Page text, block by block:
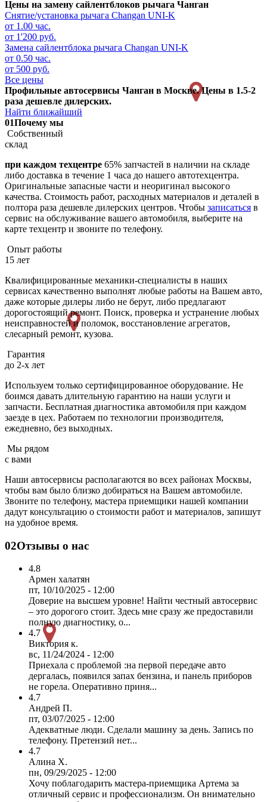
Цены на замену сайлентблоков рычага Чанган
Снятие/установка рычага Changan UNI-K
от 1.00 час.
от 1'200 руб.
Замена сайлентблока рычага Changan UNI-K
от 0.50 час.
от 500 руб.
Все цены
Профильные автосервисы Чанган в Москве. Цены в 1.5-2
раза дешевле дилерских.
Найти ближайший
01Почему мы
Собственный
склад
при каждом техцентре 65% запчастей в наличии на складе
либо доставка в течение 1 часа до нашего автотехцентра.
Оригинальные запасные части и неоригинал высокого
качества. Стоимость работ, расходных материалов и деталей в
полтора раза дешевле дилерских центров. Чтобы записаться в
сервис на обслуживание вашего автомобиля, выберите на
карте техцентр и звоните по телефону.
Опыт работы
15 лет
Квалифицированные механики-специалисты в наших
сервисах качественно выполнят любые работы на Вашем авто,
даже которые дилеры либо не берут, либо предлагают
дорогостоящий ремонт. Поиск, проверка и устранение любых
неисправностей и поломок, восстановление агрегатов,
слесарный ремонт, кузова.
Гарантия
до 2-х лет
Используем только сертифицированное оборудование. Не
боимся давать длительную гарантию на наши услуги и
запчасти. Бесплатная диагностика автомобиля при каждом
заезде в цех. Работаем по технологии производителя,
ежедневно, без выходных.
Мы рядом
с вами
Наши автосервисы располагаются во всех районах Москвы,
чтобы вам было близко добираться на Вашем автомобиле.
Звоните по телефону, мастера приемщики нашей компании
дадут консультацию о стоимости работ и материалов, запишут
на удобное время.
02Отзывы о нас
4.8
Армен халатян
пт, 10/10/2025 - 12:00
Доверие на высшем уровне! Найти честный автосервис
– это дорогого стоит. Здесь мне сразу же предоставили
полную диагностику, о...
4.7
Виктория к.
вс, 11/24/2024 - 12:00
Приехала с проблемой :на первой передаче авто
дергалась, появился запах бензина, и панель приборов
не горела. Оперативно приня...
4.7
Андрей П.
пт, 03/07/2025 - 12:00
Адекватные люди. Сделали машину за день. Запись по
телефону. Претензий нет...
4.7
Алина Х.
пн, 09/29/2025 - 12:00
Хочу поблагодарить мастера-приемщика Артема за
отличный сервис и профессионализм. Он внимательно